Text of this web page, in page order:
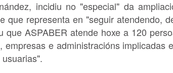
incidiu no "especial" da
que representa en "seguir atendendo,
que ASPABER atende hoxe a 120
empresas e administracións implicadas